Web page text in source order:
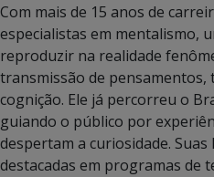
Com mais de 15 anos de
especialistas em mentalismo,
reproduzir na realidade
transmissão de pensamentos,
cognição. Ele já percorreu o
guiando o público por
despertam a curiosidade.
destacadas em programas de